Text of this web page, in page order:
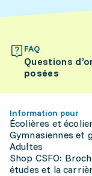
FAQ
Questions
posées
Information pour
Écolières et
Gymnasiennes et
Adultes
Shop CSFO:
études et la